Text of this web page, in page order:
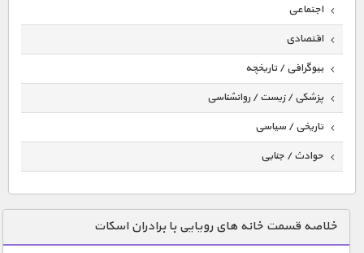
اجتماعی
اقتصادی
بیوگرافی / تاریخچه
پزشکی / زیست / روانشناسی
تاریخی / سیاسی
حوادث / جنایی
دنیای خوراکی ها
زمین شناسی / محیط زیست
خلاصه قسمت خانه های رویایی با برادران اسکات